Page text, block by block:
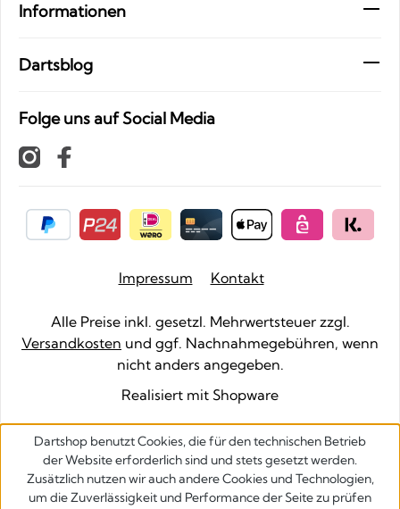
Informationen
Dartsblog
Folge uns auf Social Media
Impressum Kontakt
Alle Preise inkl. gesetzl. Mehrwertsteuer zzgl.
Versandkosten und ggf. Nachnahmegebühren, wenn
nicht anders angegeben.
Realisiert mit Shopware
Dartshop benutzt Cookies, die für den technischen Betrieb
der Website erforderlich sind und stets gesetzt werden.
Zusätzlich nutzen wir auch andere Cookies und Technologien,
um die Zuverlässigkeit und Performance der Seite zu prüfen